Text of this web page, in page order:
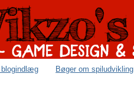
blogindlæg Bøger om spiludvikling